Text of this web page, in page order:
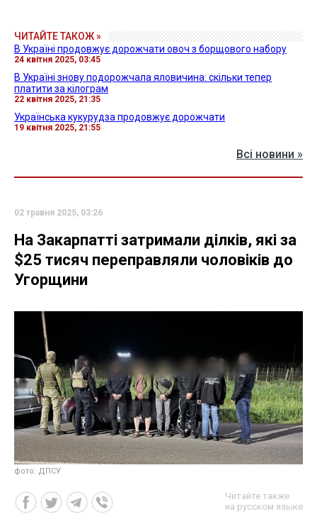
ЧИТАЙТЕ ТАКОЖ »
В Україні продовжує дорожчати овоч з борщового набору
24 квітня 2025, 03:45
В Україні знову подорожчала яловичина: скільки тепер
платити за кілограм
22 квітня 2025, 21:35
Українська кукурудза продовжує дорожчати
19 квітня 2025, 21:55
Всі новини »
02 травня 2025, 03:26
На Закарпатті затримали ділків, які за
$25 тисяч переправляли чоловіків до
Угорщини
фото: ДПСУ
Читайте также
на русском языке